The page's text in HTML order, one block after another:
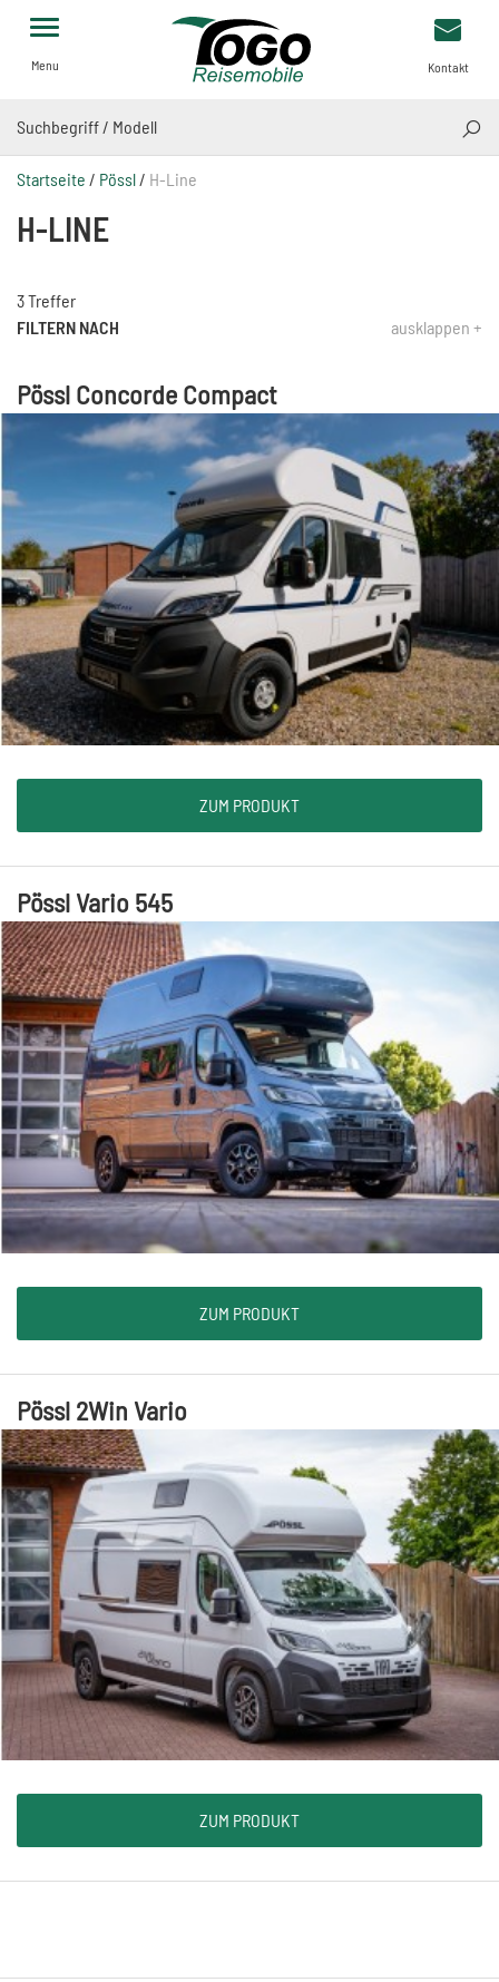
Menu Kontakt
Startseite / Pössl/ H-Line
H-LINE
FILTERN NACH ausklappen +
3 Treffer
Pössl Concorde Compact
ZUM PRODUKT
Pössl Vario 545
ZUM PRODUKT
Pössl 2Win Vario
ZUM PRODUKT